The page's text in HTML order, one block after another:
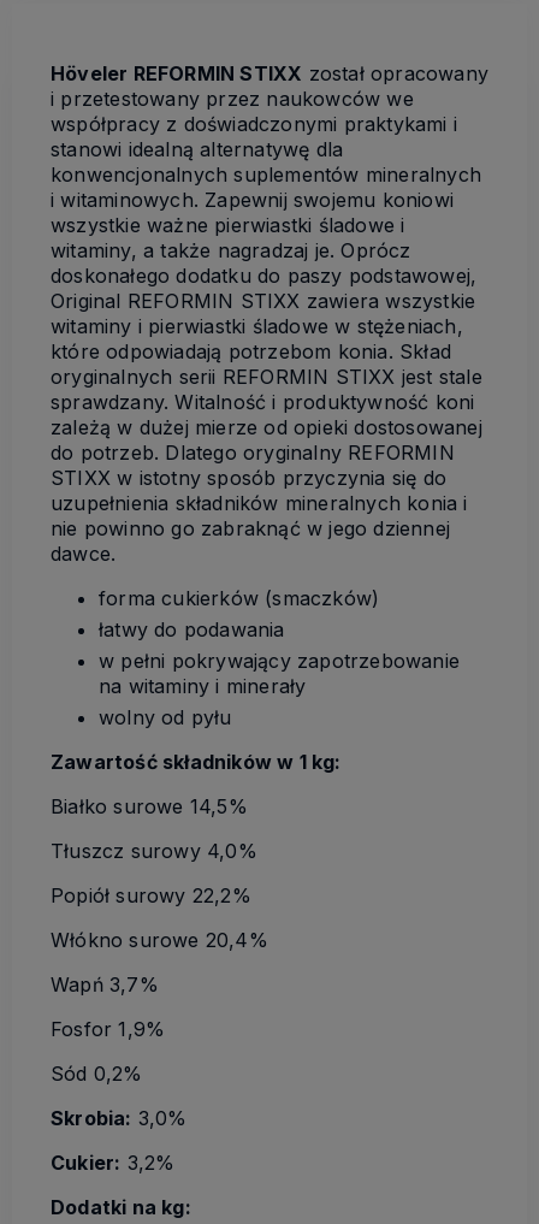
Höveler REFORMIN STIXX został opracowany
i przetestowany przez naukowców we
współpracy z doświadczonymi praktykami i
stanowi idealną alternatywę dla
konwencjonalnych suplementów mineralnych
i witaminowych. Zapewnij swojemu koniowi
wszystkie ważne pierwiastki śladowe i
witaminy, a także nagradzaj je. Oprócz
doskonałego dodatku do paszy podstawowej,
Original REFORMIN STIXX zawiera wszystkie
witaminy i pierwiastki śladowe w stężeniach,
które odpowiadają potrzebom konia. Skład
oryginalnych serii REFORMIN STIXX jest stale
sprawdzany. Witalność i produktywność koni
zależą w dużej mierze od opieki dostosowanej
do potrzeb. Dlatego oryginalny REFORMIN
STIXX w istotny sposób przyczynia się do
uzupełnienia składników mineralnych konia i
nie powinno go zabraknąć w jego dziennej
dawce.
forma cukierków (smaczków)
łatwy do podawania
w pełni pokrywający zapotrzebowanie
na witaminy i minerały
wolny od pyłu
Zawartość składników w 1 kg:
Białko surowe 14,5%
Tłuszcz surowy 4,0%
Popiół surowy 22,2%
Włókno surowe 20,4%
Wapń 3,7%
Fosfor 1,9%
Sód 0,2%
Skrobia: 3,0%
Cukier: 3,2%
Dodatki na kg: